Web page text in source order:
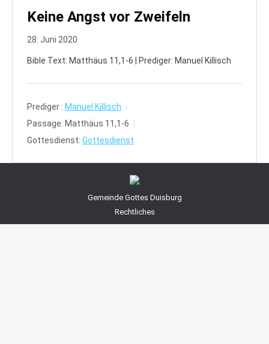
Keine Angst vor Zweifeln
28. Juni 2020
Bible Text: Matthäus 11,1-6 | Prediger: Manuel Killisch
Prediger : Manuel Killisch
Passage: Matthäus 11,1-6
Gottesdienst: Gottesdienst
Gemeinde Gottes Duisburg
Rechtliches